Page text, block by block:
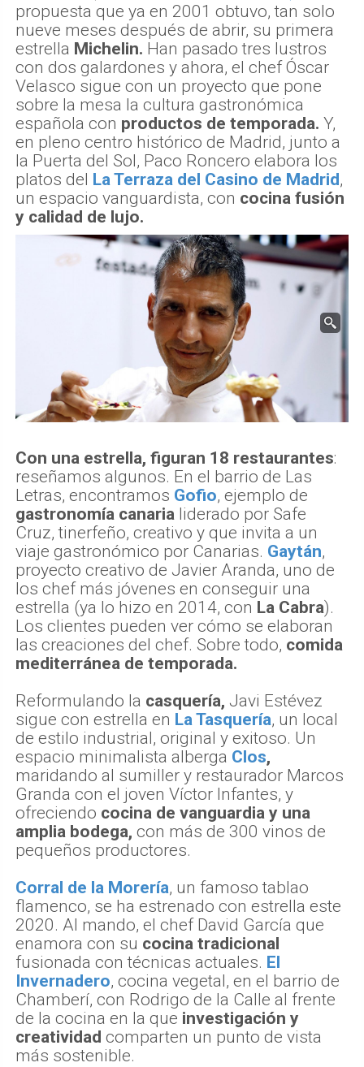
propuesta que ya en 2001 obtuvo, tan solo
nueve meses después de abrir, su primera
estrella Michelin. Han pasado tres lustros
con dos galardones y ahora, el chef Óscar
Velasco sigue con un proyecto que pone
sobre la mesa la cultura gastronómica
española con productos de temporada. Y,
en pleno centro histórico de Madrid, junto a
la Puerta del Sol, Paco Roncero elabora los
platos del
La Terraza del Casino de Madrid,
un espacio vanguardista, con cocina fusión
y calidad de lujo.
Con una estrella, figuran 18 restaurantes:
reseñamos algunos. En el barrio de Las
Letras, encontramos Gofio, ejemplo de
gastronomía canaria liderado por Safe
Cruz, tinerfeño, creativo y que invita a un
viaje gastronómico por Canarias. Gaytán,
proyecto creativo de Javier Aranda, uno de
los chef más jóvenes en conseguir una
estrella (ya lo hizo en 2014, con La Cabra).
Los clientes pueden ver cómo se elaboran
las creaciones del chef. Sobre todo, comida
mediterránea de temporada.
Reformulando la casquería, Javi Estévez
sigue con estrella en La Tasquería, un local
de estilo industrial, original y exitoso. Un
espacio minimalista alberga Clos,
maridando al sumiller y restaurador Marcos
Granda con el joven Víctor Infantes, y
ofreciendo cocina de vanguardia y una
amplia bodega, con más de 300 vinos de
pequeños productores.
Corral de la Morería, un famoso tablao
flamenco, se ha estrenado con estrella este
2020. Al mando, el chef David García que
enamora con su cocina tradicional
fusionada con técnicas actuales. El
Invernadero, cocina vegetal, en el barrio de
Chamberí, con Rodrigo de la Calle al frente
de la cocina en la que investigación y
creatividad comparten un punto de vista
más sostenible.